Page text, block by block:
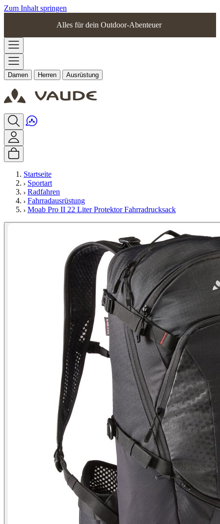
Zum Inhalt springen
Alles für dein Outdoor-Abenteuer
Damen Herren Ausrüstung
Startseite
Sportart
Radfahren
Fahrradausrüstung
Moab Pro II 22 Liter Protektor Fahrradrucksack